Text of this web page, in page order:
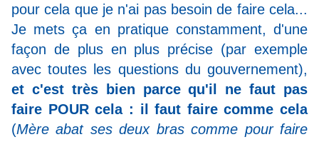
pour cela que je n'ai pas besoin de faire cela...
Je mets ça en pratique constamment, d'une
façon de plus en plus précise (par exemple
avec toutes les questions du gouvernement),
et c'est très bien parce qu'il ne faut pas
faire POUR cela : il faut faire comme cela
(Mère abat ses deux bras comme pour faire